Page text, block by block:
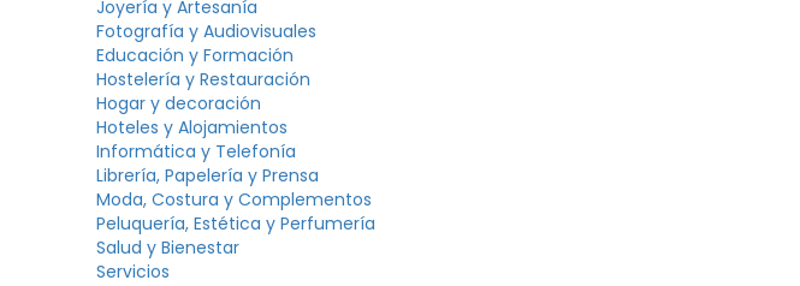
Joyería y Artesanía
Fotografía y Audiovisuales
Educación y Formación
Hostelería y Restauración
Hogar y decoración
Hoteles y Alojamientos
Informática y Telefonía
Librería, Papelería y Prensa
Moda, Costura y Complementos
Peluquería, Estética y Perfumería
Salud y Bienestar
Servicios